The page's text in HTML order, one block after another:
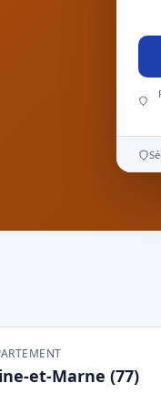
et-Marne (77)